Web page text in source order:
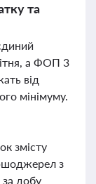
та
а ФОП 3
від
мінімуму.
змісту
з
добу